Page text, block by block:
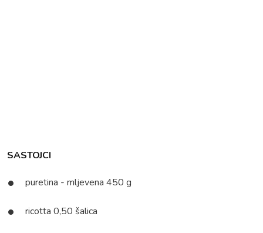
SASTOJCI
puretina - mljevena 450 g
ricotta 0,50 šalica